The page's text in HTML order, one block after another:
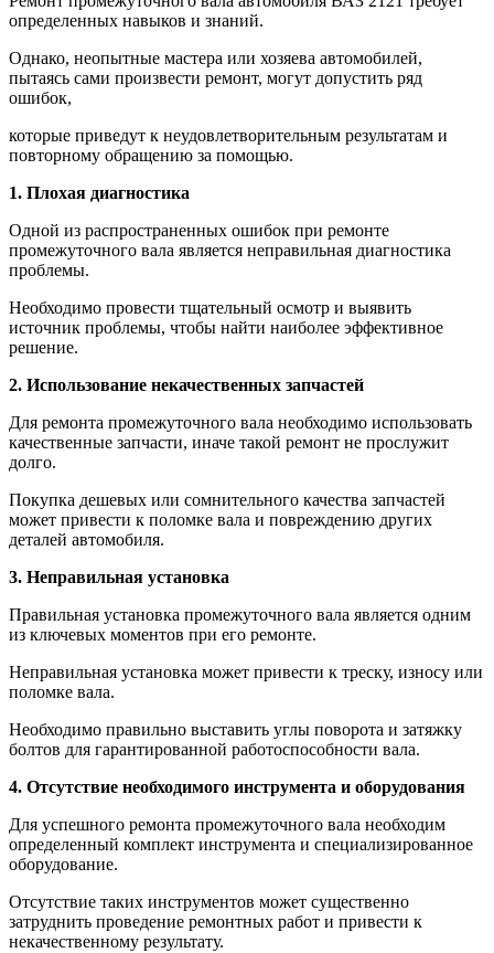
определенных навыков и знаний.
Однако, неопытные мастера или хозяева автомобилей,
пытаясь сами произвести ремонт, могут допустить ряд
ошибок,
которые приведут к неудовлетворительным результатам и
повторному обращению за помощью.
1. Плохая диагностика
Одной из распространенных ошибок при ремонте
промежуточного вала является неправильная диагностика
проблемы.
Необходимо провести тщательный осмотр и выявить
источник проблемы, чтобы найти наиболее эффективное
решение.
2. Использование некачественных запчастей
Для ремонта промежуточного вала необходимо использовать
качественные запчасти, иначе такой ремонт не прослужит
долго.
Покупка дешевых или сомнительного качества запчастей
может привести к поломке вала и повреждению других
деталей автомобиля.
3. Неправильная установка
Правильная установка промежуточного вала является одним
из ключевых моментов при его ремонте.
Неправильная установка может привести к треску, износу или
поломке вала.
Необходимо правильно выставить углы поворота и затяжку
болтов для гарантированной работоспособности вала.
4. Отсутствие необходимого инструмента и оборудования
Для успешного ремонта промежуточного вала необходим
определенный комплект инструмента и специализированное
оборудование.
Отсутствие таких инструментов может существенно
затруднить проведение ремонтных работ и привести к
некачественному результату.